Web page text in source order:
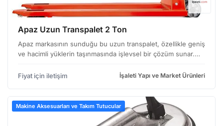
Apaz Uzun Transpalet 2 Ton
Apaz markasının sunduğu bu uzun transpalet, özellikle geniş
ve hacimli yüklerin taşınmasında işlevsel bir çözüm sunar.
süreçlerinde kullanım için tasarlanmıştır. Yükle…
Fiyat için iletişim İşaleti Yapı ve Market Ürünleri
Makine Aksesuarları ve Takım Tutucular